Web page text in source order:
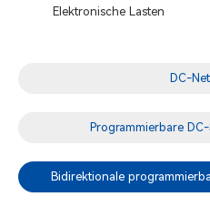
Elektronische Lasten
DC-
Programmierbare
Bidirektionale